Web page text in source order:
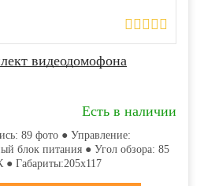
видеодомофона
Есть в наличии
89 фото ● Управление:
блок питания ● Угол обзора: 85
● Габариты:205x117